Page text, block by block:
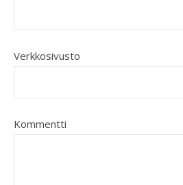
Verkkosivusto
Kommentti